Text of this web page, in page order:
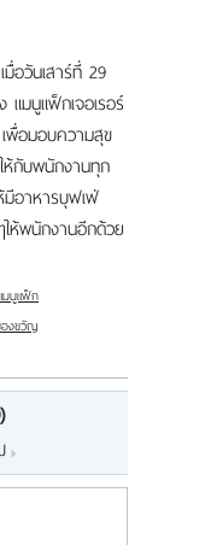
อวันเสาร์ที่ 29
มนูแฟ็กเจอเรอร์
พื่อมอบความสุข
ห้กับพนักงานทุก
มีอาหารบุฟเฟ่
ห้พนักงานอีกด้วย
มนูแฟ็ก
งขวัญ